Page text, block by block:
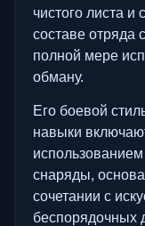
чистого листа и
составе отряда
полной мере
обману.
Его боевой
навыки
снаряды,
сочетании с
беспорядочных